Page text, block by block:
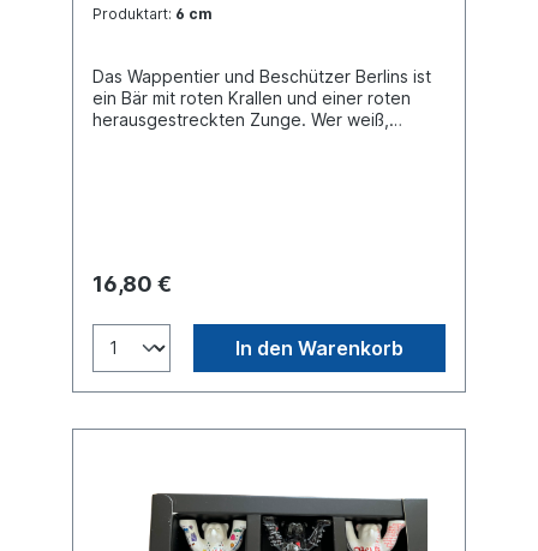
Produktart: 6 cm
Das Wappentier und Beschützer Berlins ist
ein Bär mit roten Krallen und einer roten
herausgestreckten Zunge. Wer weiß,
Bär, Europa-Bär oder Party-Bär. Aufgrund
Einhorn-Bär.
16,80 €
In den Warenkorb